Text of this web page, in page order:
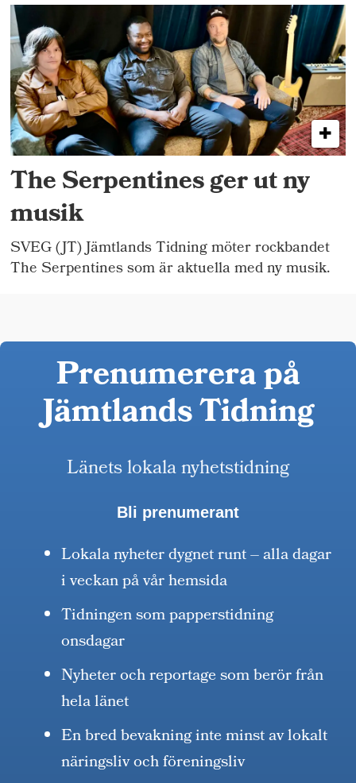
The Serpentines ger ut ny
musik
SVEG (JT) Jämtlands Tidning möter rockbandet
The Serpentines som är aktuella med ny musik.
Prenumerera på
Jämtlands Tidning
Länets lokala nyhetstidning
Bli prenumerant
Lokala nyheter dygnet runt – alla dagar
i veckan på vår hemsida
Tidningen som papperstidning
onsdagar
Nyheter och reportage som berör från
hela länet
En bred bevakning inte minst av lokalt
näringsliv och föreningsliv